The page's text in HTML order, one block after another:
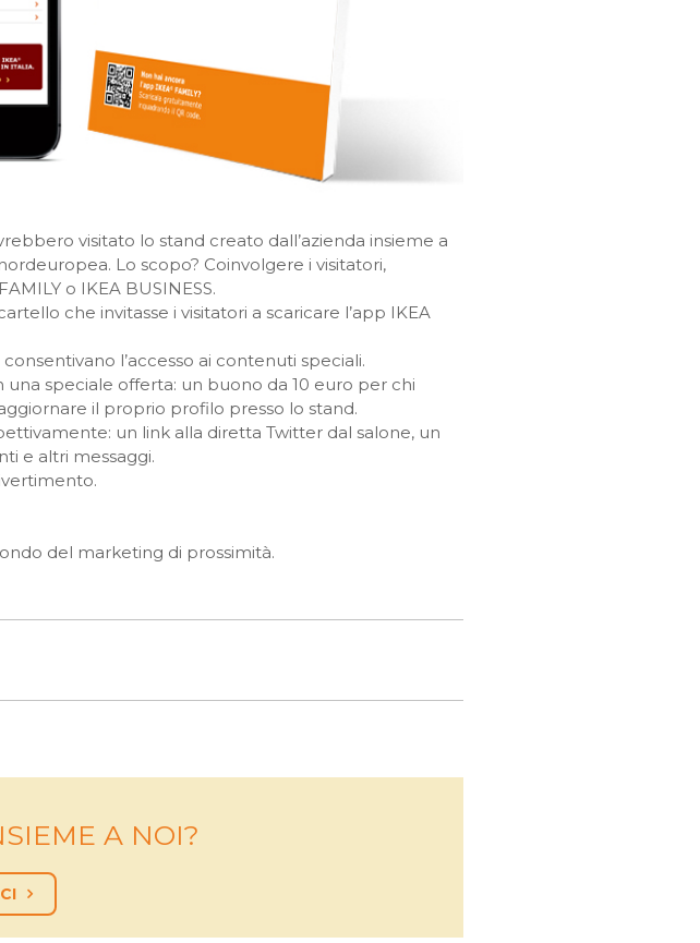
visitato lo stand creato dall’azienda insieme a
Lo scopo? Coinvolgere i visitatori,
o IKEA BUSINESS.
che invitasse i visitatori a scaricare l’app IKEA
l’accesso ai contenuti speciali.
speciale offerta: un buono da 10 euro per chi
il proprio profilo presso lo stand.
un link alla diretta Twitter dal salone, un
e altri messaggi.
del marketing di prossimità.
A NOI?